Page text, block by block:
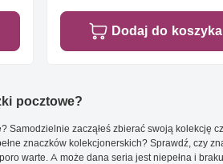
Dodaj do koszyka
pocztowe?
Samodzielnie zacząłeś zbierać swoją kolekcję
znaczków kolekcjonerskich? Sprawdź, czy
warte. A może dana seria jest niepełna i